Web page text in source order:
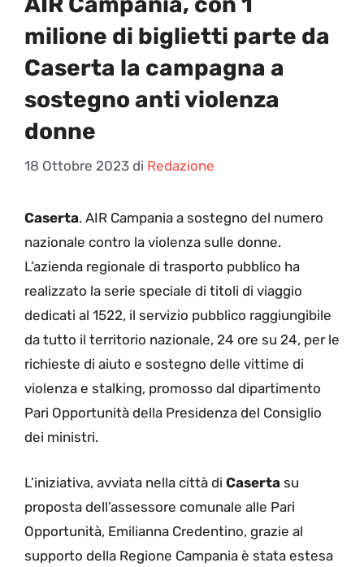
milione di biglietti parte da
Caserta la campagna a
sostegno anti violenza
donne
18 Ottobre 2023 di Redazione
Caserta. AIR Campania a sostegno del numero
nazionale contro la violenza sulle donne.
L’azienda regionale di trasporto pubblico ha
realizzato la serie speciale di titoli di viaggio
dedicati al 1522, il servizio pubblico raggiungibile
da tutto il territorio nazionale, 24 ore su 24, per le
richieste di aiuto e sostegno delle vittime di
violenza e stalking, promosso dal dipartimento
Pari Opportunità della Presidenza del Consiglio
dei ministri.
L’iniziativa, avviata nella città di Caserta su
proposta dell’assessore comunale alle Pari
Opportunità, Emilianna Credentino, grazie al
supporto della Regione Campania è stata estesa